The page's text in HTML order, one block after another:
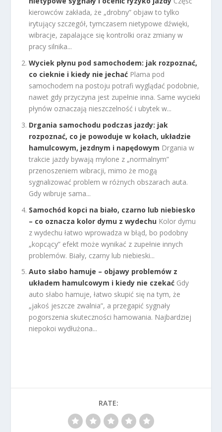
kierowców zakłada, że „drobny” objaw to tylko
irytujący szczegół, tymczasem nietypowe dźwięki,
wibracje, zapalające się kontrolki oraz zmiany w
pracy silnika...
Wyciek płynu pod samochodem: jak rozpoznać,
co cieknie i kiedy nie jechać Plama pod
samochodem na postoju potrafi wyglądać podobnie,
nawet gdy przyczyna jest zupełnie inna. Same wycieki
płynów oznaczają nieszczelność i ubytek w...
Drgania samochodu podczas jazdy: jak
rozpoznać, co je powoduje w kołach, układzie
hamulcowym, jezdnym i napędowym Drgania w
trakcie jazdy bywają mylone z „normalnym”
przenoszeniem wibracji, mimo że mogą
sygnalizować problem w różnych obszarach auta.
Gdy wibruje sama...
Samochód kopci na biało, czarno lub niebiesko
– co oznacza kolor dymu z wydechu Kolor dymu
z wydechu łatwo wprowadza w błąd, bo podobny
„kopcący” efekt może wynikać z zupełnie innych
problemów. Biały, czarny lub niebieski...
Auto słabo hamuje – objawy problemów z
układem hamulcowym i kiedy nie czekać Gdy
auto słabo hamuje, łatwo skupić się na tym, że
„jakoś jeszcze zwalnia”, a przegapić sygnały
pogorszenia skuteczności hamowania. Najbardziej
niepokoi wydłużona...
RATE: